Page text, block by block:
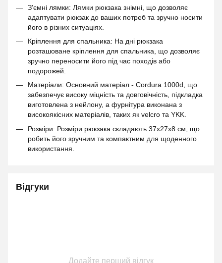
З'ємні лямки: Лямки рюкзака знімні, що дозволяє
адаптувати рюкзак до ваших потреб та зручно носити
його в різних ситуаціях.
Кріплення для спальника: На дні рюкзака
розташоване кріплення для спальника, що дозволяє
зручно переносити його під час походів або
подорожей.
Матеріали: Основний матеріал - Cordura 1000d, що
забезпечує високу міцність та довговічність, підкладка
виготовлена з нейлону, а фурнітура виконана з
високоякісних матеріалів, таких як velcro та YKK.
Розміри: Розміри рюкзака складають 37х27х8 см, що
робить його зручним та компактним для щоденного
використання.
Відгуки
Додайте перший відгук